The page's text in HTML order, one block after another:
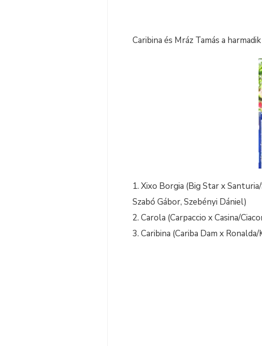
Caribina és Mráz Tamás a
Xixo Borgia (Big Star x
Szabó Gábor, Szebényi Dániel)
Carola (Carpaccio x Casina/
Caribina (Cariba Dam x